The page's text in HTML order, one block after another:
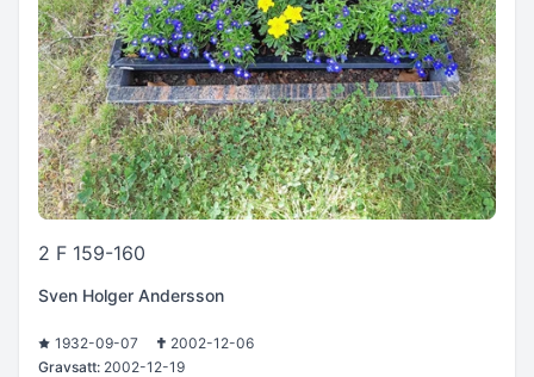
2 F 159-160
Sven Holger Andersson
1932-09-07
2002-12-06
Gravsatt: 2002-12-19